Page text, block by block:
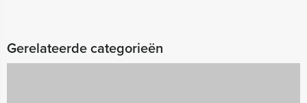
Gerelateerde categorieën